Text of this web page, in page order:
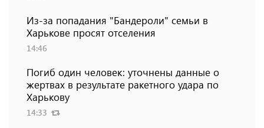
Из-за попадания "Бандероли" семьи в
Харькове просят отселения
14:46
Погиб один человек: уточнены данные о
жертвах в результате ракетного удара по
Харькову
14:33